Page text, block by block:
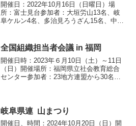
開催日：2022年10月16日（日曜日）場
所：富士見台参加者：大垣労山13名、岐
阜ケルン4名、多治見ろうざん15名、中津
えて、富士見台に集合。 中津
川労...
全国組織担当者会議 in 福岡
開催日時：2023年６月10日（土）～11日
（日）開催場所：福岡県立社会教育総合
センター参加者：23地方連盟から30名参
の福岡県立...
岐阜県連 山まつり
開催日、時間：2024年10月20日（日）開